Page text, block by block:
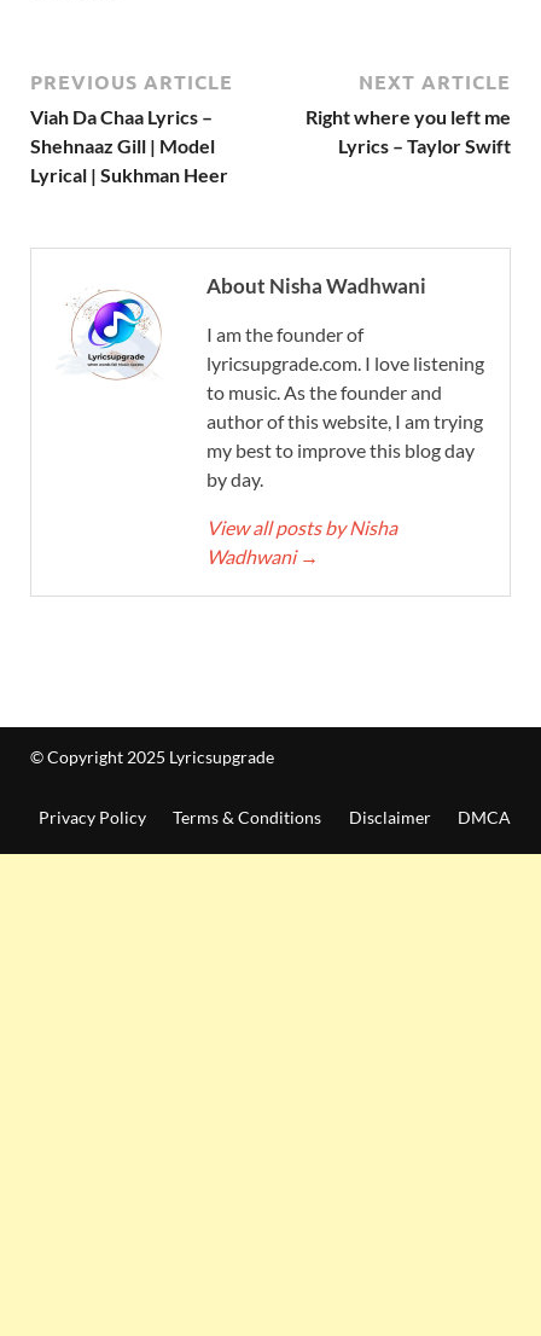
PREVIOUS ARTICLE
Viah Da Chaa Lyrics –
Shehnaaz Gill | Model
Lyrical | Sukhman Heer
NEXT ARTICLE
Right where you left me
Lyrics – Taylor Swift
About Nisha Wadhwani
I am the founder of
lyricsupgrade.com. I love listening
to music. As the founder and
author of this website, I am trying
my best to improve this blog day
by day.
View all posts by Nisha
Wadhwani →
© Copyright 2025 Lyricsupgrade
Privacy Policy Terms & Conditions Disclaimer DMCA